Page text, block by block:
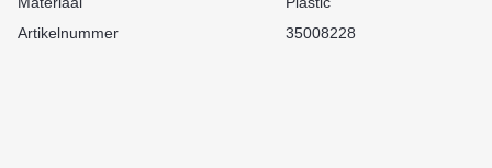
Artikelnummer
35008228